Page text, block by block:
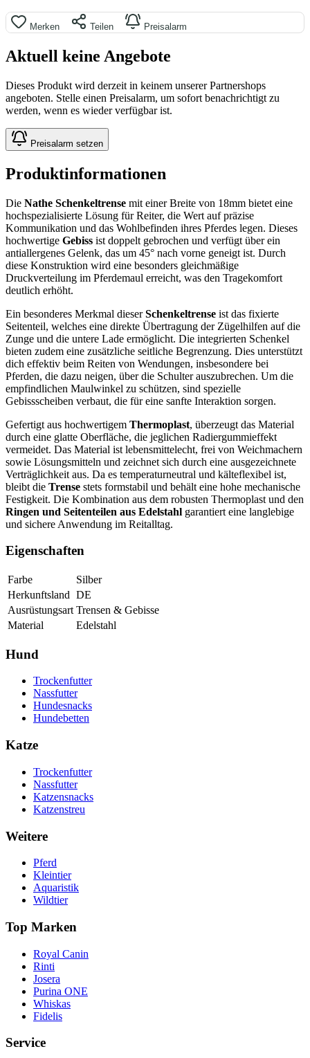
Merken Teilen Preisalarm
Aktuell keine Angebote
Dieses Produkt wird derzeit in keinem unserer Partnershops
angeboten. Stelle einen Preisalarm, um sofort benachrichtigt zu
werden, wenn es wieder verfügbar ist.
Preisalarm setzen
Produktinformationen
Die Nathe Schenkeltrense mit einer Breite von 18mm bietet eine
hochspezialisierte Lösung für Reiter, die Wert auf präzise
Kommunikation und das Wohlbefinden ihres Pferdes legen. Dieses
hochwertige Gebiss ist doppelt gebrochen und verfügt über ein
antiallergenes Gelenk, das um 45° nach vorne geneigt ist. Durch
diese Konstruktion wird eine besonders gleichmäßige
Druckverteilung im Pferdemaul erreicht, was den Tragekomfort
deutlich erhöht.
Ein besonderes Merkmal dieserSchenkeltrense ist das fixierte
Seitenteil, welches eine direkte Übertragung der Zügelhilfen auf die
Zunge und die untere Lade ermöglicht. Die integrierten Schenkel
bieten zudem eine zusätzliche seitliche Begrenzung. Dies unterstützt
dich effektiv beim Reiten von Wendungen, insbesondere bei
Pferden, die dazu neigen, über die Schulter auszubrechen. Um die
empfindlichen Maulwinkel zu schützen, sind spezielle
Gebissscheiben verbaut, die für eine sanfte Interaktion sorgen.
Gefertigt aus hochwertigem Thermoplast, überzeugt das Material
durch eine glatte Oberfläche, die jeglichen Radiergummieffekt
vermeidet. Das Material ist lebensmittelecht, frei von Weichmachern
sowie Lösungsmitteln und zeichnet sich durch eine ausgezeichnete
Verträglichkeit aus. Da es temperaturneutral und kälteflexibel ist,
bleibt die Trense stets formstabil und behält eine hohe mechanische
Festigkeit. Die Kombination aus dem robusten Thermoplast und den
Ringen und Seitenteilen aus Edelstahl garantiert eine langlebige
und sichere Anwendung im Reitalltag.
Eigenschaften
Farbe
Silber
Herkunftsland DE
Ausrüstungsart Trensen & Gebisse
Material
Edelstahl
Hund
Trockenfutter
Nassfutter
Hundesnacks
Hundebetten
Katze
Trockenfutter
Nassfutter
Katzensnacks
Katzenstreu
Weitere
Pferd
Kleintier
Aquaristik
Wildtier
Top Marken
Royal Canin
Rinti
Josera
Purina ONE
Whiskas
Fidelis
Service